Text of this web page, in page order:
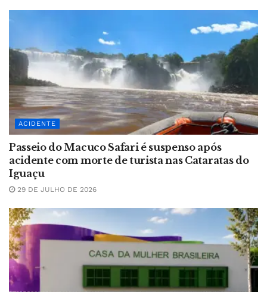
ACIDENTE
Passeio do Macuco Safari é suspenso após
acidente com morte de turista nas Cataratas do
Iguaçu
29 DE JULHO DE 2026